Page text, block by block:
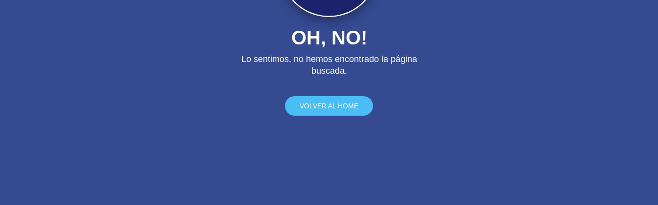
OH, NO!
Lo sentimos, no hemos encontrado la página
buscada.
VOLVER AL HOME